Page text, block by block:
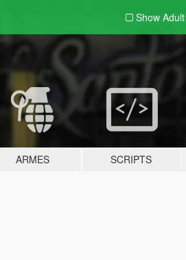
Show Adult
ARMES SCRIPTS